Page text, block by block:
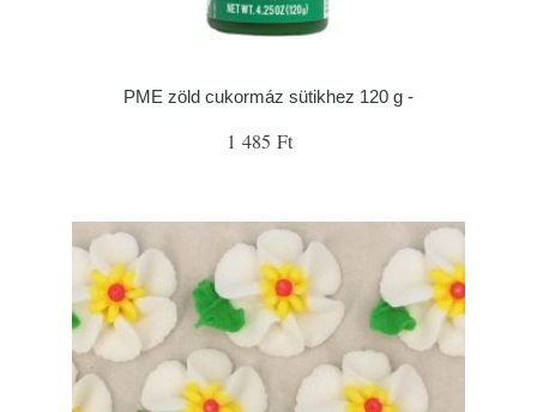
PME zöld cukormáz sütikhez 120 g -
1 485 Ft